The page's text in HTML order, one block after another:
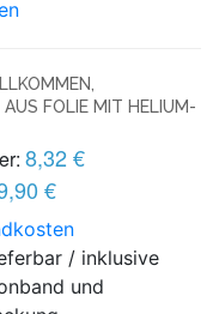
FOLIE MIT HELIUM-
8,32 €
€
/ inklusive
und